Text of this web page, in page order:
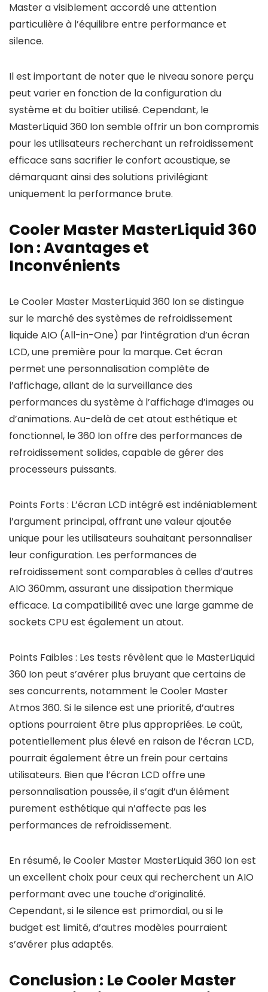
Master a visiblement accordé une attention
particulière à l’équilibre entre performance et
silence.
Il est important de noter que le niveau sonore perçu
peut varier en fonction de la configuration du
système et du boîtier utilisé. Cependant, le
MasterLiquid 360 Ion semble offrir un bon compromis
pour les utilisateurs recherchant un refroidissement
efficace sans sacrifier le confort acoustique, se
démarquant ainsi des solutions privilégiant
uniquement la performance brute.
Cooler Master MasterLiquid 360
Ion : Avantages et
Inconvénients
Le Cooler Master MasterLiquid 360 Ion se distingue
sur le marché des systèmes de refroidissement
liquide AIO (All-in-One) par l’intégration d’un écran
LCD, une première pour la marque. Cet écran
permet une personnalisation complète de
l’affichage, allant de la surveillance des
performances du système à l’affichage d’images ou
d’animations. Au-delà de cet atout esthétique et
fonctionnel, le 360 Ion offre des performances de
refroidissement solides, capable de gérer des
processeurs puissants.
Points Forts : L’écran LCD intégré est indéniablement
l’argument principal, offrant une valeur ajoutée
unique pour les utilisateurs souhaitant personnaliser
leur configuration. Les performances de
refroidissement sont comparables à celles d’autres
AIO 360mm, assurant une dissipation thermique
efficace. La compatibilité avec une large gamme de
sockets CPU est également un atout.
Points Faibles : Les tests révèlent que le MasterLiquid
360 Ion peut s’avérer plus bruyant que certains de
ses concurrents, notamment le Cooler Master
Atmos 360. Si le silence est une priorité, d’autres
options pourraient être plus appropriées. Le coût,
potentiellement plus élevé en raison de l’écran LCD,
pourrait également être un frein pour certains
utilisateurs. Bien que l’écran LCD offre une
personnalisation poussée, il s’agit d’un élément
purement esthétique qui n’affecte pas les
performances de refroidissement.
En résumé, le Cooler Master MasterLiquid 360 Ion est
un excellent choix pour ceux qui recherchent un AIO
performant avec une touche d’originalité.
Cependant, si le silence est primordial, ou si le
budget est limité, d’autres modèles pourraient
s’avérer plus adaptés.
Conclusion : Le Cooler Master